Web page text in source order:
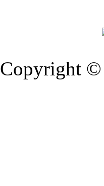
Copyright ©